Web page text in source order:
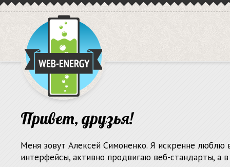
Привет, друзья!
Меня зовут Алексей Симоненко. Я искренне люблю
интерфейсы, активно продвигаю веб-стандарты, а